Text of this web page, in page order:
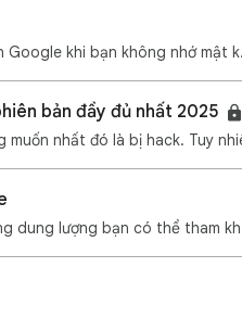
Chào mọi
bản đầy đủ nhất 2025